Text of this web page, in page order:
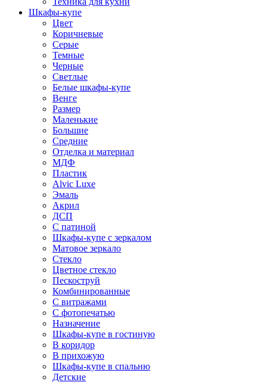
Шкафы-купе
Цвет
Коричневые
Серые
Темные
Черные
Светлые
Белые шкафы-купе
Венге
Размер
Маленькие
Большие
Средние
Отделка и материал
МДФ
Пластик
Alvic Luxe
Эмаль
Акрил
ДСП
С патиной
Шкафы-купе с зеркалом
Матовое зеркало
Стекло
Цветное стекло
Пескоструй
Комбинированные
С витражами
С фотопечатью
Назначение
Шкафы-купе в гостиную
В коридор
В прихожую
Шкафы-купе в спальню
Детские